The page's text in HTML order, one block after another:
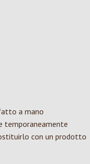
a mano
temporaneamente
con un prodotto